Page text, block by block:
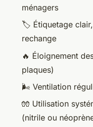
ménagers
🏷️ Étiquetage
rechange
🔥 Éloignement
plaques)
🌬️ Ventilation
🧤 Utilisation
(nitrile ou